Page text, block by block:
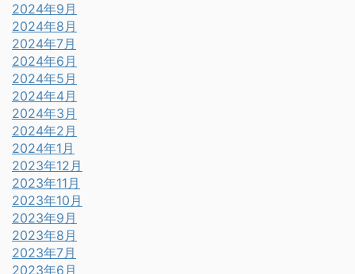
2024年9月
2024年8月
2024年7月
2024年6月
2024年5月
2024年4月
2024年3月
2024年2月
2024年1月
2023年12月
2023年11月
2023年10月
2023年9月
2023年8月
2023年7月
2023年6月